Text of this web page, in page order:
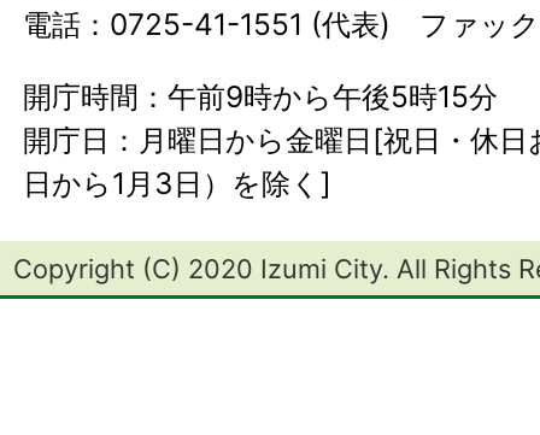
電話：0725-41-1551 (代表) ファッ
開庁時間：午前9時から午後5時15分
開庁日：月曜日から金曜日[祝日・休
日から1月3日）を除く]
Copyright (C) 2020 Izumi City. All Rights